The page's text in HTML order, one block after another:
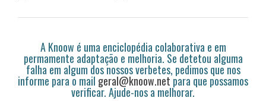
A Knoow é uma enciclopédia colaborativa e em
permamente adaptação e melhoria. Se detetou alguma
falha em algum dos nossos verbetes, pedimos que nos
informe para o mail geral@knoow.netpara que possamos
verificar. Ajude-nos a melhorar.